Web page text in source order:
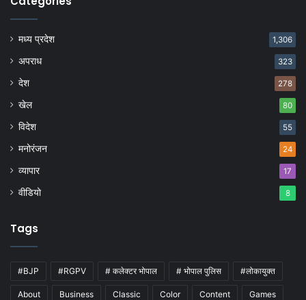
मध्य प्रदेश 1,306
अपराध 323
देश 278
खेल 80
विदेश 55
मनोरंजन 24
व्यापार 17
वीडियो 8
Tags
#BJP #RGPV # कलेक्टर भोपाल # भोपाल पुलिस #लोकायुक्त
About Business Classic Color Content Games